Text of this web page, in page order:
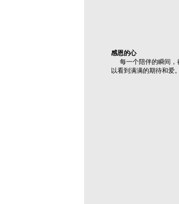
感恩的心
每一个陪伴的瞬间，
以看到满满的期待和爱。